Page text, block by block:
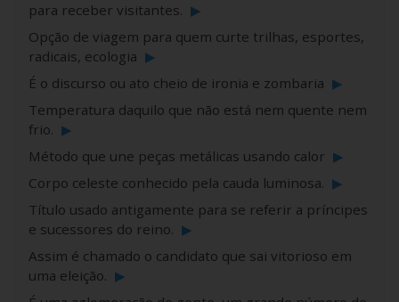
para receber visitantes. ▶
Opção de viagem para quem curte trilhas, esportes,
radicais, ecologia ▶
É o discurso ou ato cheio de ironia e zombaria ▶
Temperatura daquilo que não está nem quente nem
frio. ▶
Método que une peças metálicas usando calor ▶
Corpo celeste conhecido pela cauda luminosa. ▶
Título usado antigamente para se referir a príncipes
e sucessores do reino. ▶
Assim é chamado o candidato que sai vitorioso em
uma eleição. ▶